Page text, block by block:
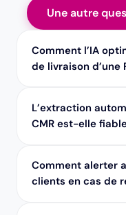
Une autre
Comment l’IA
de livraison d’une
L’extraction
CMR est-elle
Comment alerter
clients en cas de